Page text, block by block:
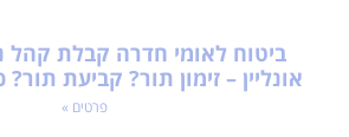
ביטוח לאומי חדרה קבלת קהל
אונליין – זימון תור? קביעת
פרטים »